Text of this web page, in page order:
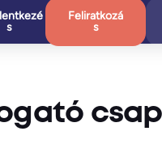
s
Feliratkozá
s